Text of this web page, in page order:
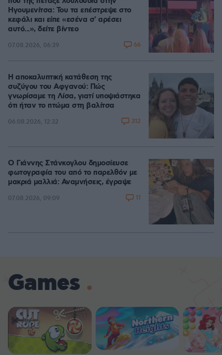
Ηγουμενίτσα: Του τα επέστρεψε στο
κεφάλι και είπε «εσένα σ' αρέσει
αυτό...», δείτε βίντεο
07.08.2026, 06:39 66
Η αποκαλυπτική κατάθεση της
συζύγου του Αφγανού: Πώς
γνωρίσαμε τη Λίσα, γιατί υποψιάστηκα
ότι ήταν το πτώμα στη βαλίτσα
06.08.2026, 12:32 312
Ο Γιάννης Στάνκογλου δημοσίευσε
φωτογραφία του από το παρελθόν με
μακριά μαλλιά: Αναμνήσεις, έγραψε
07.08.2026, 09:09 11
Games